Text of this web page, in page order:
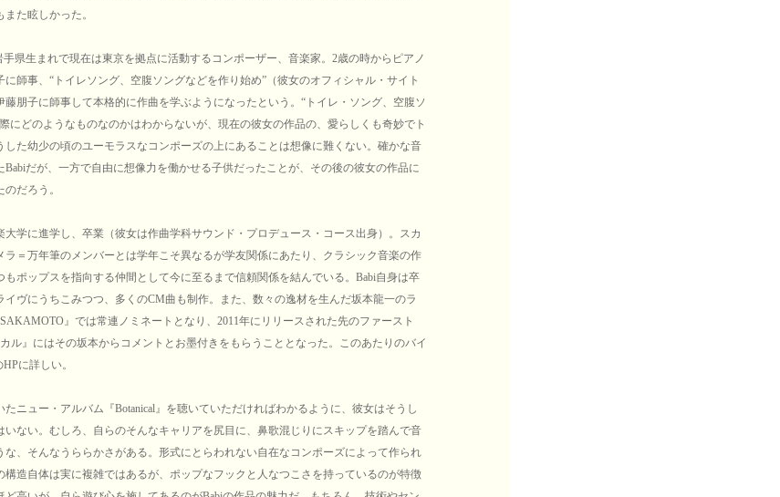
た眩しかった。
県生まれで現在は東京を拠点に活動するコンポーザー、音楽家。2歳の時からピアノ
に師事、“トイレソング、空腹ソングなどを作り始め”（彼女のオフィシャル・サイト
藤朋子に師事して本格的に作曲を学ぶようになったという。“トイレ・ソング、空腹ソ
にどのようなものなのかはわからないが、現在の彼女の作品の、愛らしくも奇妙でト
した幼少の頃のユーモラスなコンポーズの上にあることは想像に難くない。確かな音
Babiだが、一方で自由に想像力を働かせる子供だったことが、その後の彼女の作品に
だろう。
学に進学し、卒業（彼女は作曲学科サウンド・プロデュース・コース出身）。スカ
ラ＝万年筆のメンバーとは学年こそ異なるが学友関係にあたり、クラシック音楽の作
もポップスを指向する仲間として今に至るまで信頼関係を結んでいる。Babi自身は卒
イヴにうちこみつつ、多くのCM曲も制作。また、数々の逸材を生んだ坂本龍一のラ
』では常連ノミネートとなり、2011年にリリースされた先のファースト
カル』にはその坂本からコメントとお墨付きをもらうこととなった。このあたりのバイ
に詳しい。
ニュー・アルバム『Botanical』を聴いていただければわかるように、彼女はそうし
いない。むしろ、自らのそんなキャリアを尻目に、鼻歌混じりにスキップを踏んで音
な、そんなうららかさがある。形式にとらわれない自在なコンポーズによって作られ
構造自体は実に複雑ではあるが、ポップなフックと人なつこさを持っているのが特徴